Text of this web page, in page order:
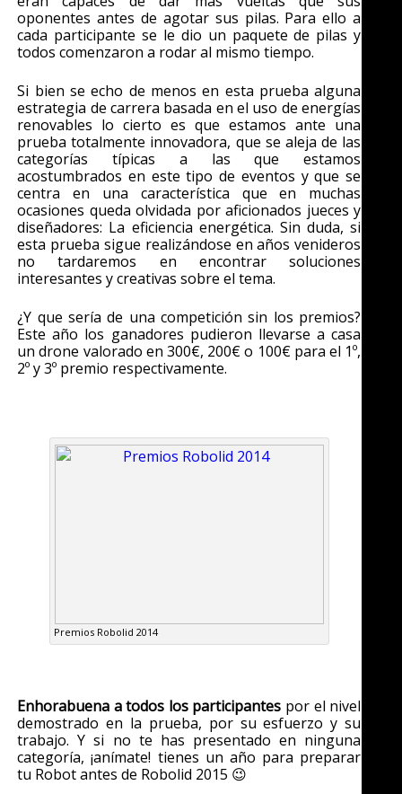
oponentes antes de agotar sus pilas. Para ello a
cada participante se le dio un paquete de pilas y
todos comenzaron a rodar al mismo tiempo.
Si bien se echo de menos en esta prueba alguna
estrategia de carrera basada en el uso de energías
renovables lo cierto es que estamos ante una
prueba totalmente innovadora, que se aleja de las
categorías típicas a las que estamos
acostumbrados en este tipo de eventos y que se
centra en una característica que en muchas
ocasiones queda olvidada por aficionados jueces y
diseñadores: La eficiencia energética. Sin duda, si
esta prueba sigue realizándose en años venideros
no tardaremos en encontrar soluciones
interesantes y creativas sobre el tema.
¿Y que sería de una competición sin los premios?
Este año los ganadores pudieron llevarse a casa
un drone valorado en 300€, 200€ o 100€ para el 1º,
2º y 3º premio respectivamente.
Premios Robolid 2014
Enhorabuena a todos los participantes por el nivel
demostrado en la prueba, por su esfuerzo y su
trabajo. Y si no te has presentado en ninguna
categoría, ¡anímate! tienes un año para preparar
tu Robot antes de Robolid 2015 😉